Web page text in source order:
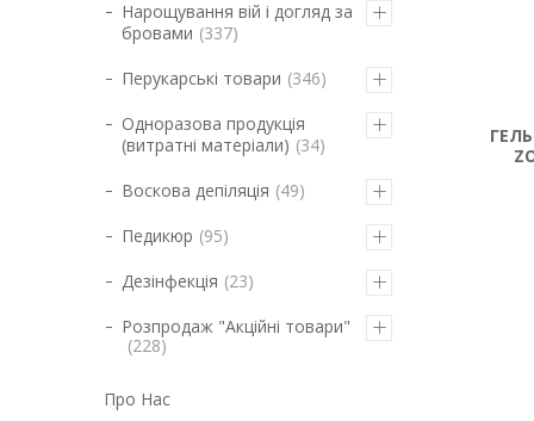
Нарощування вій і догляд за
бровами 337
Перукарські товари 346
Одноразова продукція
(витратні матеріали) 34
Воскова депіляція 49
Педикюр 95
Дезінфекція 23
Розпродаж "Акційні товари"
228
Про Нас